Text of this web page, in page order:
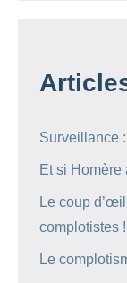
Surveillance
Et si
Le coup
complotistes !
Le